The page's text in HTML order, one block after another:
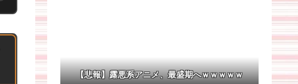
【悲報】露悪系アニメ、最盛期へｗｗｗｗｗ